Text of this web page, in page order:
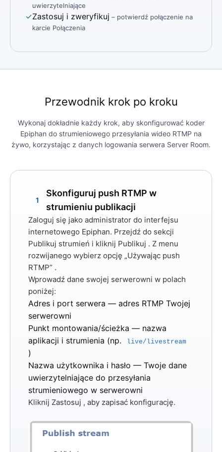
uwierzytelniające
✓Zastosuj i zweryfikuj – potwierdź połączenie na
karcie Połączenia
Przewodnik krok po kroku
Wykonaj dokładnie każdy krok, aby skonfigurować koder
Epiphan do strumieniowego przesyłania wideo RTMP na
żywo, korzystając z danych logowania serwera Server Room.
1
Skonfiguruj push RTMP w
strumieniu publikacji
Zaloguj się jako administrator do interfejsu
internetowego Epiphan. Przejdź do sekcji
Publikuj strumień i kliknij Publikuj . Z menu
rozwijanego wybierz opcję „Używając push
RTMP” .
Wprowadź dane swojej serwerowni w polach
poniżej:
Adres i port serwera — adres RTMP Twojej
serwerowni
Punkt montowania/ścieżka — nazwa
aplikacji i strumienia (np.
live/livestream
)
Nazwa użytkownika i hasło — Twoje dane
uwierzytelniające do przesyłania
strumieniowego w serwerowni
Kliknij Zastosuj , aby zapisać konfigurację.